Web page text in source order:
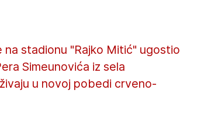
stadionu "Rajko Mitić" ugostio
Simeunovića iz sela
u novoj pobedi crveno-